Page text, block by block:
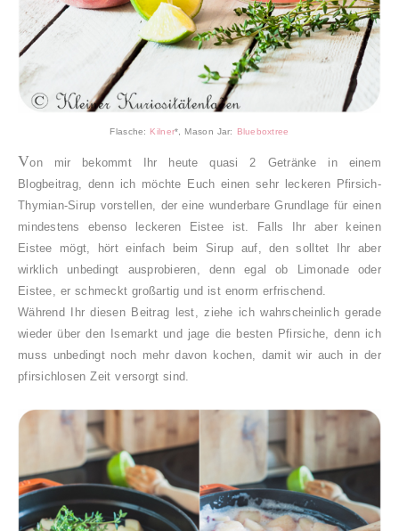
Flasche: Kilner*, Mason Jar: Blueboxtree
Von mir bekommt Ihr heute quasi 2 Getränke in einem
Blogbeitrag, denn ich möchte Euch einen sehr leckeren Pfirsich-
Thymian-Sirup vorstellen, der eine wunderbare Grundlage für einen
mindestens ebenso leckeren Eistee ist. Falls Ihr aber keinen
Eistee mögt, hört einfach beim Sirup auf, den solltet Ihr aber
wirklich unbedingt ausprobieren, denn egal ob Limonade oder
Eistee, er schmeckt großartig und ist enorm erfrischend.
Während Ihr diesen Beitrag lest, ziehe ich wahrscheinlich gerade
wieder über den Isemarkt und jage die besten Pfirsiche, denn ich
muss unbedingt noch mehr davon kochen, damit wir auch in der
pfirsichlosen Zeit versorgt sind.